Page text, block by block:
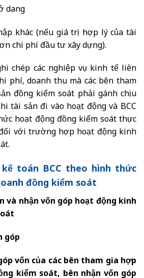
dang
khác (nếu giá trị hợp lý của tài
chi phí đầu tư xây dựng).
chép các nghiệp vụ kinh tế liên
phí, doanh thu mà các bên tham
đồng kiểm soát phải gánh chịu
tài sản đi vào hoạt động và BCC
hoạt động đồng kiểm soát thực
với trường hợp hoạt động kinh
toán BCC theo hình thức
đồng kiểm soát
và nhận vốn góp hoạt động kinh
góp
vốn của các bên tham gia hợp
kiểm soát, bên nhận vốn góp